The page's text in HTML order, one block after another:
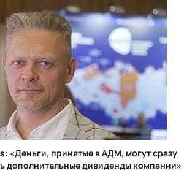
«Деньги, принятые в АДМ, могут сразу
дополнительные дивиденды компании»